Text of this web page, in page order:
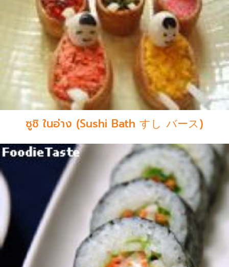
ซูชิ ในอ่าง (Sushi Bath すし バース)